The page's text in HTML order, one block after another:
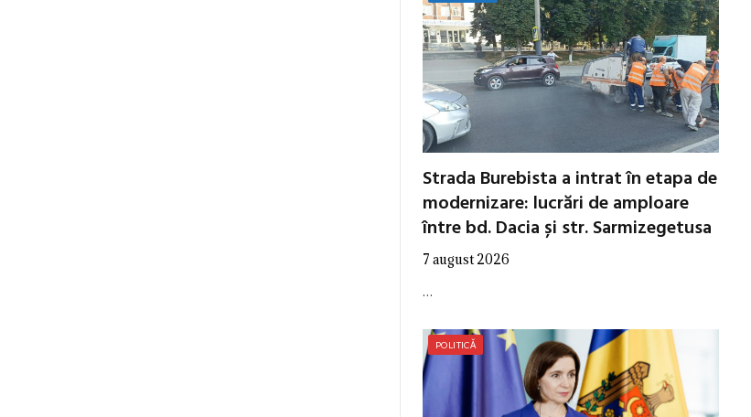
Strada Burebista a intrat în etapa de
modernizare: lucrări de amploare
între bd. Dacia și str. Sarmizegetusa
7 august 2026
…
POLITICĂ